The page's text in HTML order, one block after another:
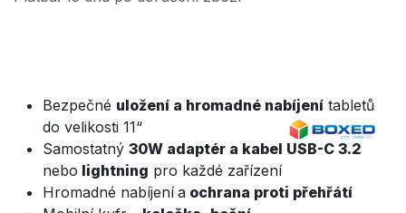
Bezpečné uložení a hromadné nabíjení tabletů
do velikosti 11“
Samostatný 30W adaptér a kabel USB-C 3.2
nebo lightning pro každé zařízení
Hromadné nabíjení a ochrana proti přehřátí